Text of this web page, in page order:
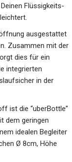
Flüssigkeits-
ausgestattet
Zusammen mit der
dies für ein
integrierten
in der
ist die “uberBottle”
dem geringen
idealen Begleiter
Ø 8cm, Höhe